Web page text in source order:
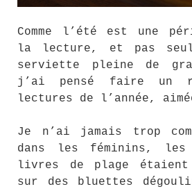
Comme l’été est une
la lecture, et pas
serviette pleine de
j’ai pensé faire un
lectures de l’année,
Je n’ai jamais trop
dans les féminins, les
livres de plage étaient
sur des bluettes